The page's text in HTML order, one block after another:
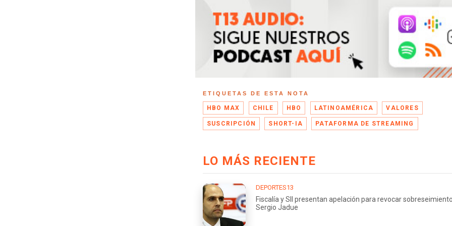
ETIQUETAS DE ESTA NOTA
HBO MAX CHILE HBO LATINOAMÉRICA VALORES
SUSCRIPCIÓN SHORT-IA PATAFORMA DE STREAMING
LO MÁS RECIENTE
DEPORTES13
Fiscalía y SII presentan apelación para revocar
Sergio Jadue